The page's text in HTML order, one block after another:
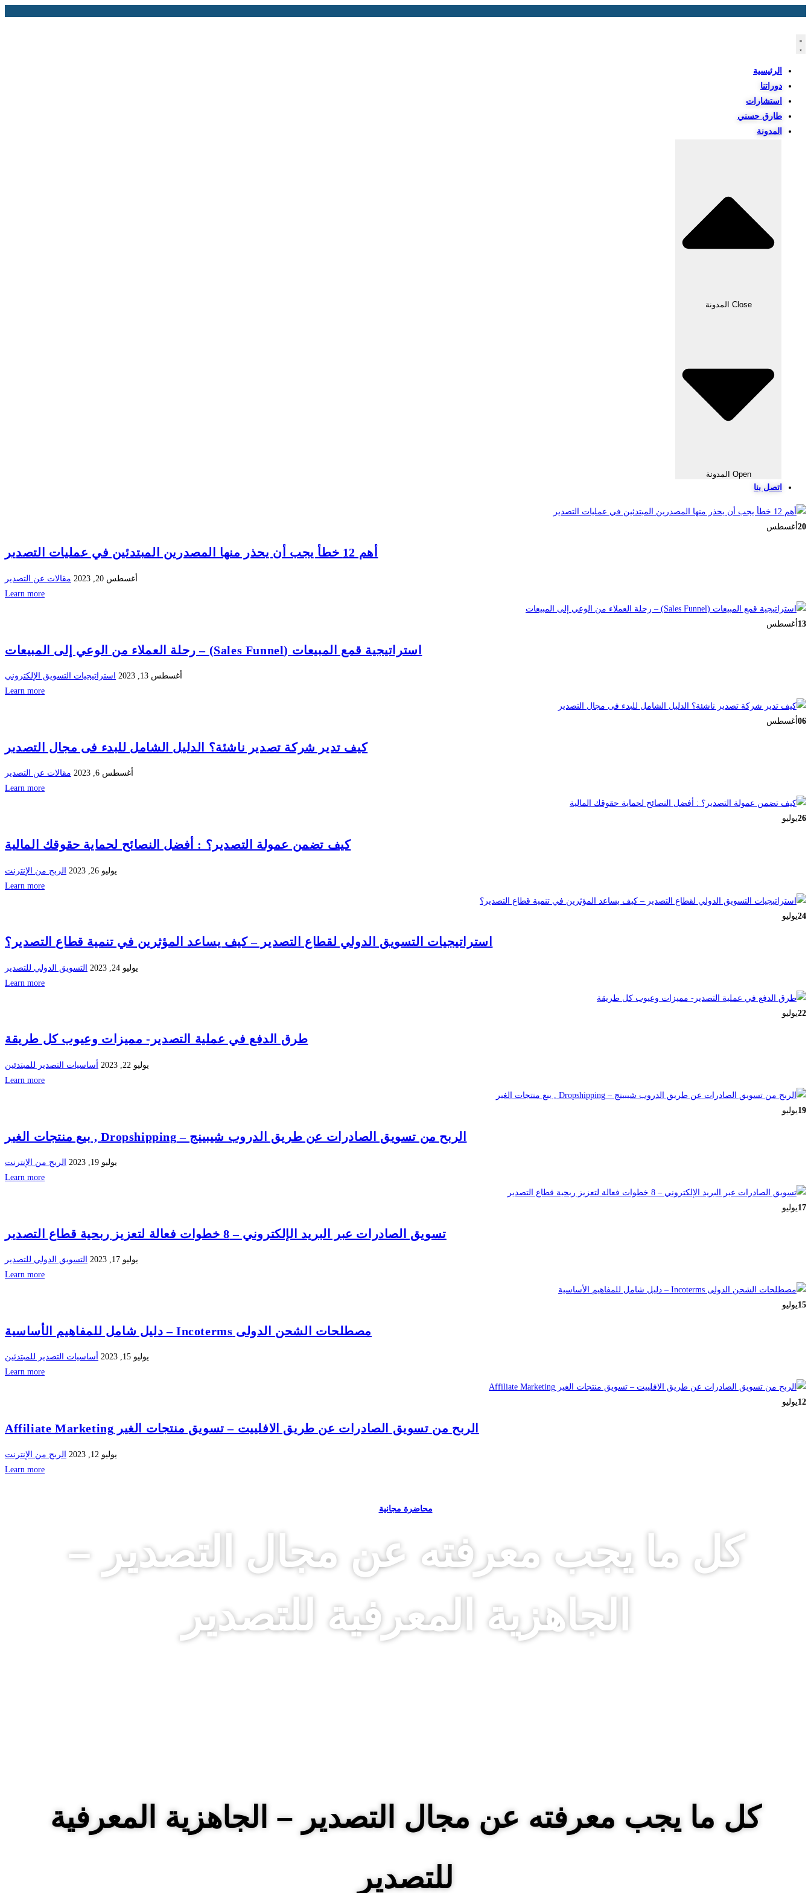
content
الرئيسية
دوراتنا
استشارات
طارق حسني
المدونة
Close المدونة
Open المدونة
اتصل بنا
20 أغسطس
أهم 12 خطأ يجب أن يحذر منها المصدرين المبتدئين في عمليات التصدير
أغسطس 20, 2023
مقالات عن التصدير
Learn more
13 أغسطس
استراتيجية قمع المبيعات (Sales Funnel) – رحلة العملاء من الوعي إلى المبيعات
أغسطس 13, 2023
استراتيجيات التسويق الإلكتروني
Learn more
06 أغسطس
كيف تدير شركة تصدير ناشئة؟ الدليل الشامل للبدء فى مجال التصدير
أغسطس 6, 2023
مقالات عن التصدير
Learn more
26يوليو
كيف تضمن عمولة التصدير؟ : أفضل النصائح لحماية حقوقك المالية
يوليو 26, 2023
الربح من الإنترنت
Learn more
24يوليو
استراتيجيات التسويق الدولي لقطاع التصدير – كيف يساعد المؤثرين في تنمية قطاع التصدير؟
يوليو 24, 2023
التسويق الدولي للتصدير
Learn more
22يوليو
طرق الدفع في عملية التصدير- مميزات وعيوب كل طريقة
يوليو 22, 2023
أساسيات التصدير للمبتدئين
Learn more
19يوليو
الربح من تسويق الصادرات عن طريق الدروب شيبينج – Dropshipping , بيع منتجات الغير
يوليو 19, 2023
الربح من الإنترنت
Learn more
17يوليو
تسويق الصادرات عبر البريد الإلكتروني – 8 خطوات فعالة لتعزيز ربحية قطاع التصدير
يوليو 17, 2023
التسويق الدولي للتصدير
Learn more
15يوليو
مصطلحات الشحن الدولى Incoterms – دليل شامل للمفاهيم الأساسية
يوليو 15, 2023
أساسيات التصدير للمبتدئين
Learn more
12يوليو
الربح من تسويق الصادرات عن طريق الافلييت – تسويق منتجات الغير Affiliate Marketing
يوليو 12, 2023
الربح من الإنترنت
Learn more
محاضرة مجانية
كل ما يجب معرفته عن مجال التصدير –
الجاهزية المعرفية للتصدير
كل ما يجب معرفته عن مجال التصدير – الجاهزية المعرفية
للتصدير